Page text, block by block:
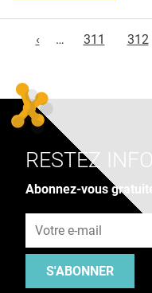
‹
… 311 312
RESTEZ
Abonnez-vous
S'ABONNER